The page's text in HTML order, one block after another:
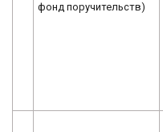
фонд поручительств)